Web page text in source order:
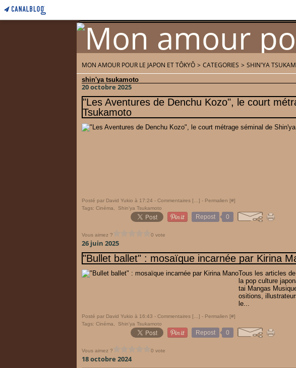
MON AMOUR POUR LE JAPON ET TÔKYÔ > CATEGORIES > SHIN'YA
shin'ya tsukamoto
20 octobre 2025
"Les Aventures de Denchu Kozo", le court
Tsukamoto
Posté par David Yukio à 17:24 - Commentaires [ ] - Permalien [#]
Tags: Cinéma Shin'ya Tsukamoto
Repost 0
Vous aimez ? 0 vote
26 juin 2025
"Bullet ballet" : mosaïque incarnée par Kirina
Tous les articles
la pop culture
tai Mangas
ositions,
le...
Posté par David Yukio à 16:43 - Commentaires [ ] - Permalien [#]
Tags: Cinéma Shin'ya Tsukamoto
Repost 0
Vous aimez ? 0 vote
18 octobre 2024